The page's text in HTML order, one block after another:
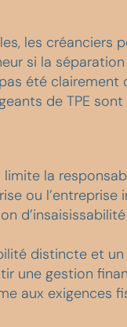
les créanciers
si la
été clairement
de TPE
la
ou l’entreprise
distincte et
une gestion
aux exigences